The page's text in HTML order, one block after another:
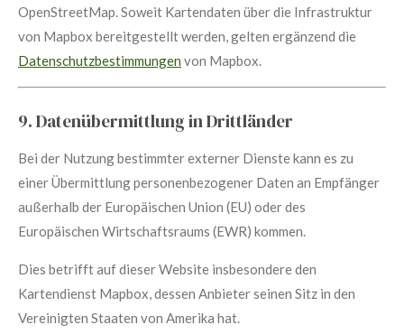
OpenStreetMap. Soweit Kartendaten über die Infrastruktur
von Mapbox bereitgestellt werden, gelten ergänzend die
Datenschutzbestimmungen von Mapbox.
9. Datenübermittlung in Drittländer
Bei der Nutzung bestimmter externer Dienste kann es zu
einer Übermittlung personenbezogener Daten an Empfänger
außerhalb der Europäischen Union (EU) oder des
Europäischen Wirtschaftsraums (EWR) kommen.
Dies betrifft auf dieser Website insbesondere den
Kartendienst Mapbox, dessen Anbieter seinen Sitz in den
Vereinigten Staaten von Amerika hat.